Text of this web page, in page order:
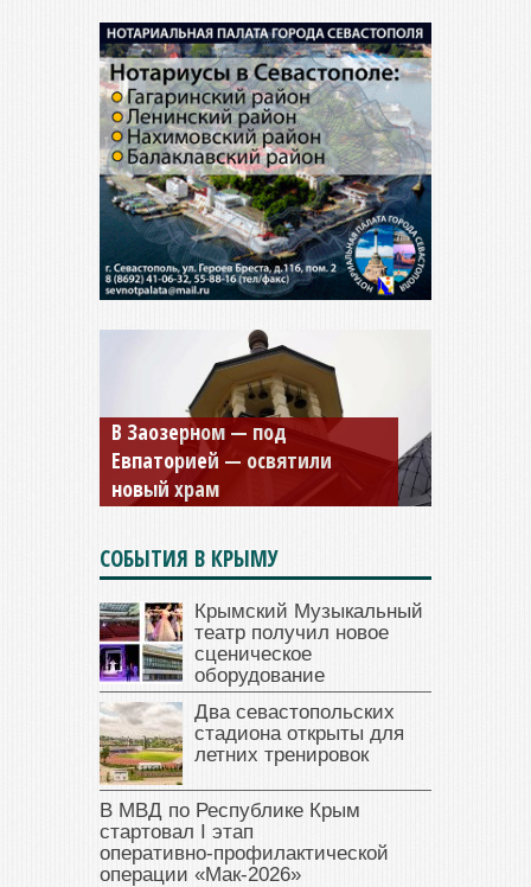
Мужской монастырь Косьмы
и Дамиана в Крыму вновь
открыт для посещения
СОБЫТИЯ В КРЫМУ
Крымский Музыкальный
театр получил новое
сценическое
оборудование
Два севастопольских
стадиона открыты для
летних тренировок
В МВД по Республике Крым
стартовал I этап
оперативно‑профилактической
операции «Мак‑2026»